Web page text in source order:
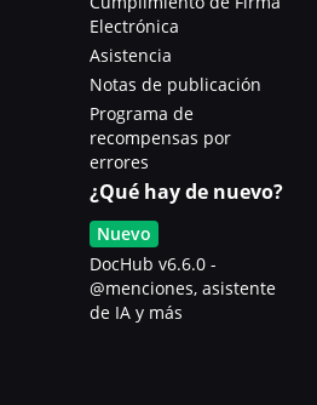
Electrónica
Asistencia
Notas de publicación
Programa de
recompensas por
errores
¿Qué hay de nuevo?
Nuevo
DocHub v6.6.0 -
@menciones, asistente
de IA y más